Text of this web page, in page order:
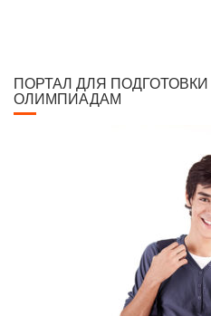
ПОРТАЛ ДЛЯ
ОЛИМПИАДАМ